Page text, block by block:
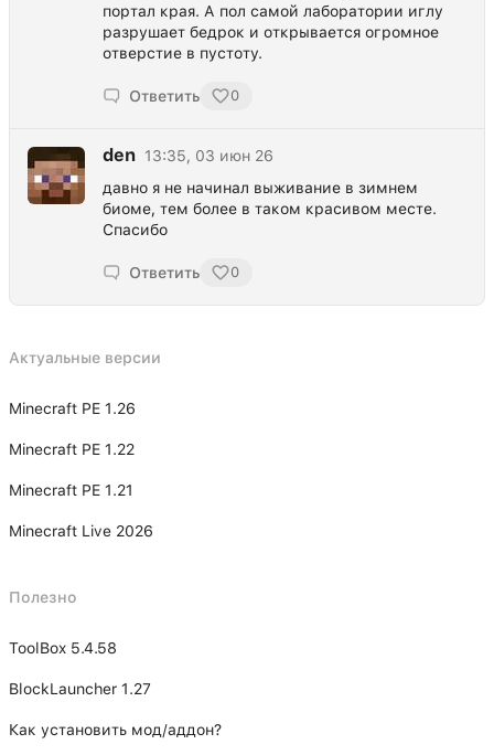
портал края. А пол самой лаборатории иглу
разрушает бедрок и открывается огромное
отверстие в пустоту.
Ответить 0
den 13:35, 03 июн 26
давно я не начинал выживание в зимнем
биоме, тем более в таком красивом месте.
Спасибо
Ответить 0
Актуальные версии
Minecraft PE 1.26
Minecraft PE 1.22
Minecraft PE 1.21
Minecraft Live 2026
Полезно
ToolBox 5.4.58
BlockLauncher 1.27
Как установить мод/аддон?